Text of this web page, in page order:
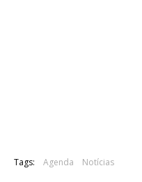
Tags: Agenda Notícias